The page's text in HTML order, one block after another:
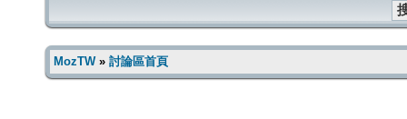
MozTW» 討論區首頁